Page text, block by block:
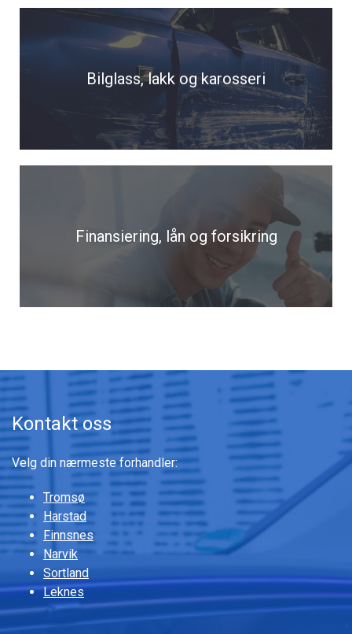
Bilglass, lakk og karosseri
Finansiering, lån og forsikring
Kontakt oss
Velg din nærmeste forhandler:
Tromsø
Harstad
Finnsnes
Narvik
Sortland
Leknes